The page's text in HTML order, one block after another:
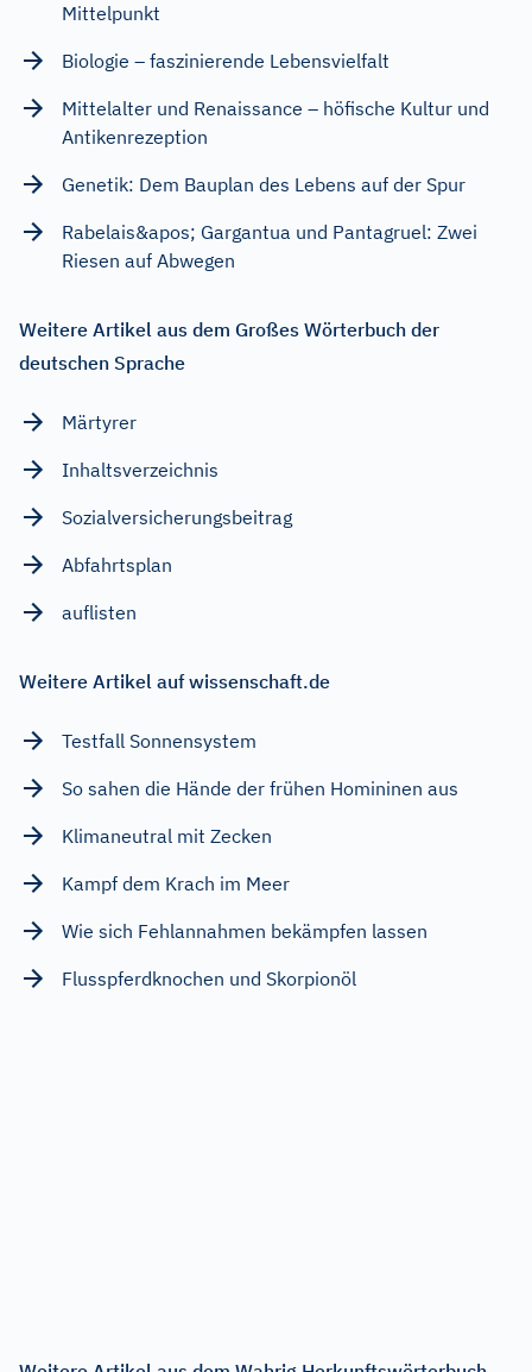
Mittelpunkt
Biologie – faszinierende Lebensvielfalt
Mittelalter und Renaissance – höfische Kultur und
Antikenrezeption
Genetik: Dem Bauplan des Lebens auf der Spur
Rabelais&apos; Gargantua und Pantagruel: Zwei
Riesen auf Abwegen
Weitere Artikel aus dem Großes Wörterbuch der
deutschen Sprache
Märtyrer
Inhaltsverzeichnis
Sozialversicherungsbeitrag
Abfahrtsplan
auflisten
Weitere Artikel auf wissenschaft.de
Testfall Sonnensystem
So sahen die Hände der frühen Homininen aus
Klimaneutral mit Zecken
Kampf dem Krach im Meer
Wie sich Fehlannahmen bekämpfen lassen
Flusspferdknochen und Skorpionöl